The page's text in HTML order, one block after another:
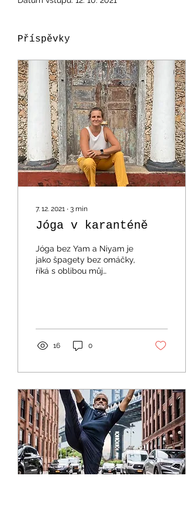
Příspěvky
7. 12. 2021 ∙ 3 min
Jóga v karanténě
Jóga bez Yam a Niyam je
jako špagety bez omáčky,
říká s oblibou můj
16 0